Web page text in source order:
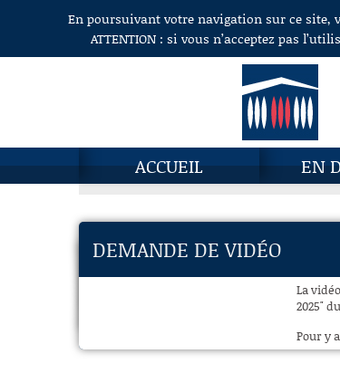
Aller au contenuEn poursuivant votre navigation sur ce site,
ATTENTION : si vous n’acceptez pas
ACCUEIL EN
DEMANDE DE VIDÉO
La
2025"
Pour y